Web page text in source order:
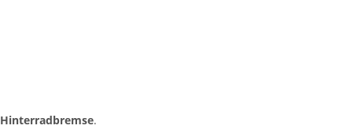
Hinterradbremse.